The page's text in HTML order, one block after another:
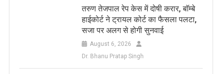
तरुण तेजपाल रेप केस में दोषी करार, बॉम्बे
हाईकोर्ट ने ट्रायल कोर्ट का फैसला पलटा,
सजा पर अलग से होगी सुनवाई
August 6, 2026
Dr. Bhanu Pratap Singh